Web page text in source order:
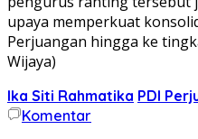
upaya memperkuat
Perjuangan hingga ke
Wijaya)
Ika Siti Rahmatika PDI
Komentar